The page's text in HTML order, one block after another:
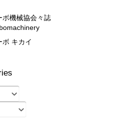
ボ機械協会々誌
ボ キカイ